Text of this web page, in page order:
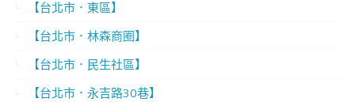
【台北市．東區】
【台北市．林森商圈】
【台北市．民生社區】
【台北市．永吉路30巷】